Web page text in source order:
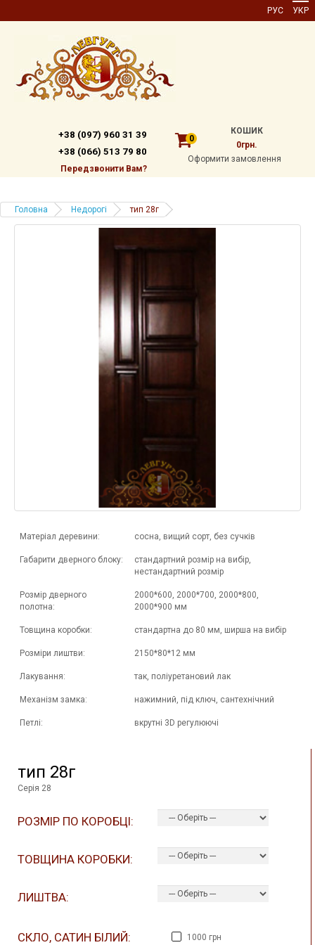
РУС УКР
+38 (097) 960 31 39
+38 (066) 513 79 80
Передзвонити Вам?
0
КОШИК
0грн.
Оформити замовлення
Головна Недорогі тип 28г
Матеріал деревини: сосна, вищий сорт, без сучків
Габарити дверного блоку:
стандартний розмір на вибір,
нестандартний розмір
Розмір дверного
полотна:
2000*600, 2000*700, 2000*800,
2000*900 мм
Товщина коробки: стандартна до 80 мм, ширша на вибір
Розміри лиштви: 2150*80*12 мм
Лакування: так, поліуретановий лак
Механізм замка: нажимний, під ключ, сантехнічний
Петлі: вкрутні 3D регулюючі
тип 28г
Серія 28
РОЗМІР ПО КОРОБЦІ:
ТОВЩИНА КОРОБКИ:
ЛИШТВА:
СКЛО, САТИН БІЛИЙ: 1000 грн